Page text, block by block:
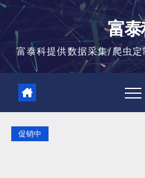
跳
富
富泰科提供数据采集/爬虫
促销中